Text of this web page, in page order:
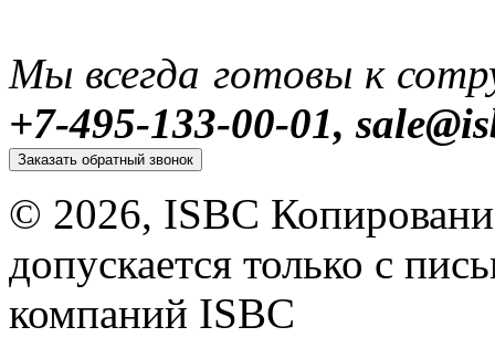
Мы всегда готовы к
+7-495-133-00-01,
Заказать обратный звонок
© 2026, ISBC
допускается только с
компаний ISBC